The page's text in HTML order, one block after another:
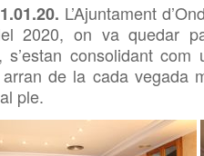
L’Ajuntament
2020, on va quedar
s’estan consolidant
de la cada vegada
ple.